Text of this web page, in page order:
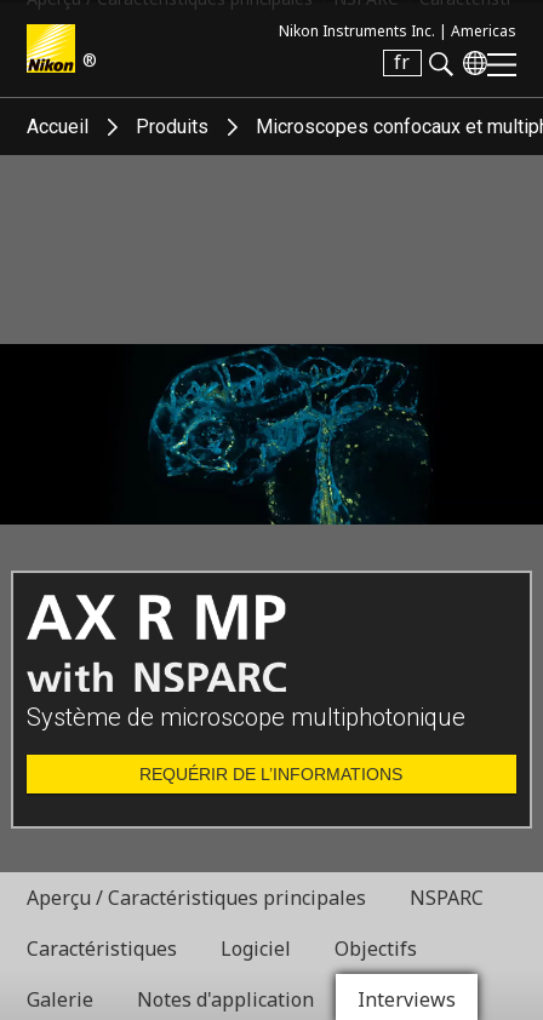
®
Nikon Instruments Inc. | Americas
fr
Search keyword(s)
Accueil Produits Microscopes confocaux et
Système de microscope multiphotonique
REQUÉRIR DE L’INFORMATIONS
Aperçu / Caractéristiques principales
NSPARC
Caractéristiques
Logiciel
Objectifs
Galerie
Notes d'application Interviews